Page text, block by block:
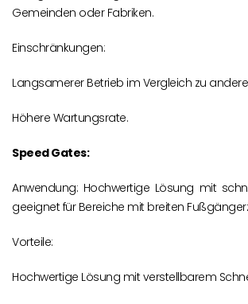
Gemeinden oder Fabriken.
Einschränkungen:
Langsamerer Betrieb im Vergleich zu
Höhere Wartungsrate.
Speed Gates:
Anwendung: Hochwertige Lösung mit
geeignet für Bereiche mit breiten
Vorteile:
Hochwertige Lösung mit verstellbarem